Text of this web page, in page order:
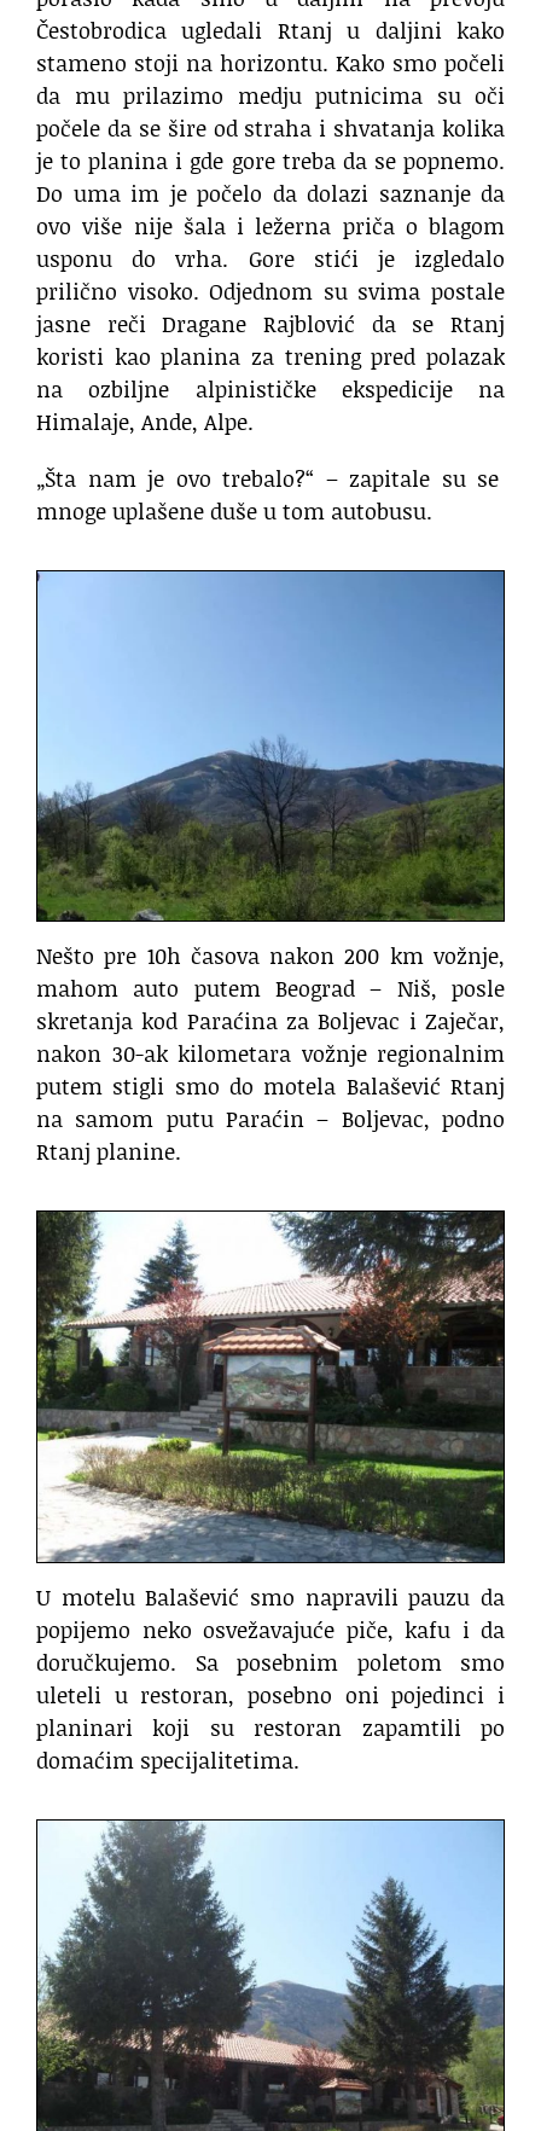
Čestobrodica ugledali Rtanj u daljini kako
stameno stoji na horizontu. Kako smo počeli
da mu prilazimo medju putnicima su oči
počele da se šire od straha i shvatanja kolika
je to planina i gde gore treba da se popnemo.
Do uma im je počelo da dolazi saznanje da
ovo više nije šala i ležerna priča o blagom
usponu do vrha. Gore stići je izgledalo
prilično visoko. Odjednom su svima postale
jasne reči Dragane Rajblović da se Rtanj
koristi kao planina za trening pred polazak
na ozbiljne alpinističke ekspedicije na
Himalaje, Ande, Alpe.
„Šta nam je ovo trebalo?“ – zapitale su se
mnoge uplašene duše u tom autobusu.
Nešto pre 10h časova nakon 200 km vožnje,
mahom auto putem Beograd – Niš, posle
skretanja kod Paraćina za Boljevac i Zaječar,
nakon 30-ak kilometara vožnje regionalnim
putem stigli smo do motela Balašević Rtanj
na samom putu Paraćin – Boljevac, podno
Rtanj planine.
U motelu Balašević smo napravili pauzu da
popijemo neko osvežavajuće piče, kafu i da
doručkujemo. Sa posebnim poletom smo
uleteli u restoran, posebno oni pojedinci i
planinari koji su restoran zapamtili po
domaćim specijalitetima.